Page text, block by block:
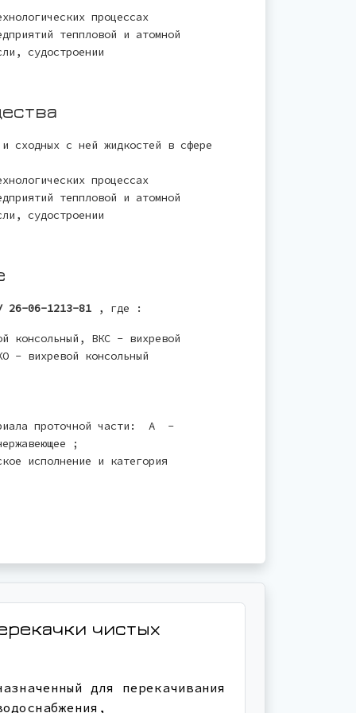
процессах
теппловой и атомной
судостроении
сходных с ней жидкостей в сфере
процессах
теппловой и атомной
судостроении
06-1213-81 , где :
ВКС - вихревой
- вихревой консольный
проточной части: А -
;
исполнение и категория
чистых
для перекачивания